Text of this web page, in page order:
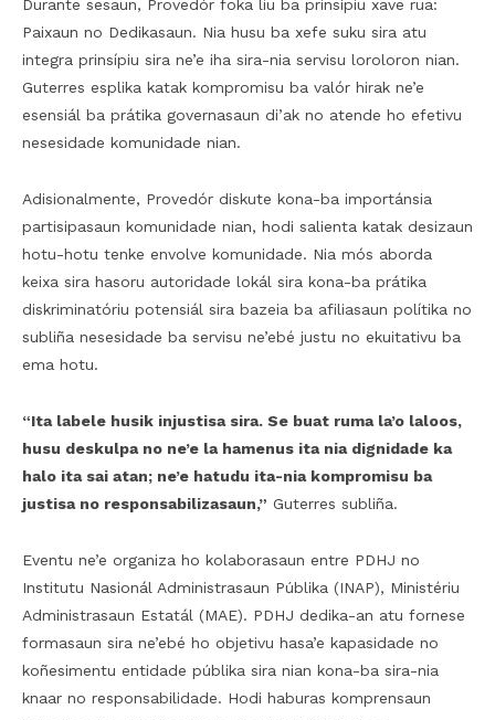
Durante sesaun, Provedór foka liu ba prinsípiu xave rua:
Paixaun no Dedikasaun. Nia husu ba xefe suku sira atu
integra prinsípiu sira ne’e iha sira-nia servisu loroloron nian.
Guterres esplika katak kompromisu ba valór hirak ne’e
esensiál ba prátika governasaun di’ak no atende ho efetivu
nesesidade komunidade nian.
Adisionalmente, Provedór diskute kona-ba importánsia
partisipasaun komunidade nian, hodi salienta katak desizaun
hotu-hotu tenke envolve komunidade. Nia mós aborda
keixa sira hasoru autoridade lokál sira kona-ba prátika
diskriminatóriu potensiál sira bazeia ba afiliasaun polítika no
subliña nesesidade ba servisu ne’ebé justu no ekuitativu ba
ema hotu.
“Ita labele husik injustisa sira. Se buat ruma la’o laloos,
husu deskulpa no ne’e la hamenus ita nia dignidade ka
halo ita sai atan; ne’e hatudu ita-nia kompromisu ba
justisa no responsabilizasaun,” Guterres subliña.
Eventu ne’e organiza ho kolaborasaun entre PDHJ no
Institutu Nasionál Administrasaun Públika (INAP), Ministériu
Administrasaun Estatál (MAE). PDHJ dedika-an atu fornese
formasaun sira ne’ebé ho objetivu hasa’e kapasidade no
koñesimentu entidade públika sira nian kona-ba sira-nia
knaar no responsabilidade. Hodi haburas komprensaun